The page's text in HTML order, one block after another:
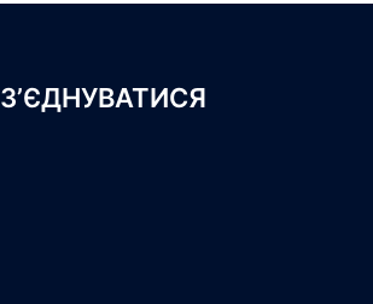
З’ЄДНУВАТИСЯ